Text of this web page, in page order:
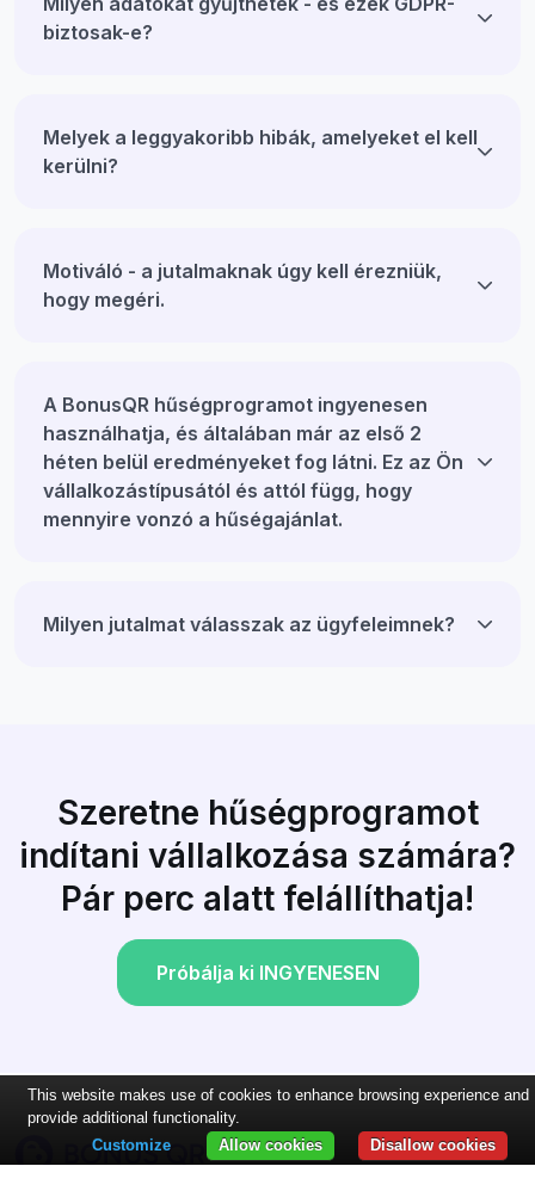
biztosak-e?
Melyek a leggyakoribb hibák, amelyeket el kell
kerülni?
Motiváló - a jutalmaknak úgy kell érezniük,
hogy megéri.
A BonusQR hűségprogramot ingyenesen
használhatja, és általában már az első 2
héten belül eredményeket fog látni. Ez az Ön
vállalkozástípusától és attól függ, hogy
mennyire vonzó a hűségajánlat.
Milyen jutalmat válasszak az ügyfeleimnek?
Szeretne hűségprogramot
indítani vállalkozása számára?
Pár perc alatt felállíthatja!
Próbálja ki INGYENESEN
This website makes use of cookies to enhance browsing experience and
provide additional functionality.
Disallow cookies
Allow cookies
Customize